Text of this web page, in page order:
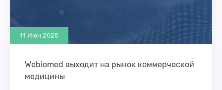
11 Июн 2025
Webiomed выходит на рынок коммерческой
медицины